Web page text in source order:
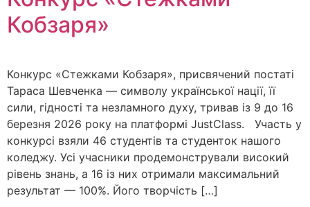
Кобзаря»
Конкурс «Стежками Кобзаря», присвячений постаті
Тараса Шевченка — символу української нації, її
сили, гідності та незламного духу, тривав із 9 до 16
березня 2026 року на платформі JustClass. Участь у
конкурсі взяли 46 студентів та студенток нашого
коледжу. Усі учасники продемонстрували високий
рівень знань, а 16 із них отримали максимальний
результат — 100%. Його творчість […]